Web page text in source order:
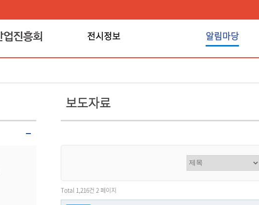
전시정보 알림마당
보도자료
Total 1,216건 2 페이지